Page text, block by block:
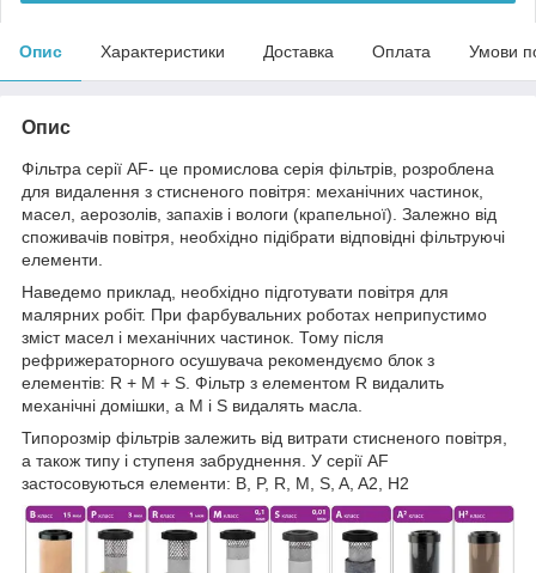
Опис Характеристики Доставка Оплата Умови
Опис
Фільтра серії AF- це промислова серія фільтрів, розроблена
для видалення з стисненого повітря: механічних частинок,
масел, аерозолів, запахів і вологи (крапельної). Залежно від
споживачів повітря, необхідно підібрати відповідні фільтруючі
елементи.
Наведемо приклад, необхідно підготувати повітря для
малярних робіт. При фарбувальних роботах неприпустимо
зміст масел і механічних частинок. Тому після
рефрижераторного осушувача рекомендуємо блок з
елементів: R + M + S. Фільтр з елементом R видалить
механічні домішки, а M і S видалять масла.
Типорозмір фільтрів залежить від витрати стисненого повітря,
а також типу і ступеня забруднення. У серії AF
застосовуються елементи: B, P, R, M, S, A, A2, H2